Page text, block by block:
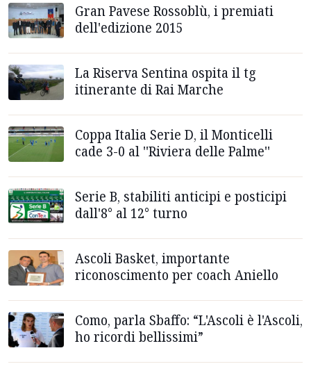
Gran Pavese Rossoblù, i premiati
dell'edizione 2015
La Riserva Sentina ospita il tg
itinerante di Rai Marche
Coppa Italia Serie D, il Monticelli
cade 3-0 al ''Riviera delle Palme''
Serie B, stabiliti anticipi e posticipi
dall'8° al 12° turno
Ascoli Basket, importante
riconoscimento per coach Aniello
Como, parla Sbaffo: “L'Ascoli è l'Ascoli,
ho ricordi bellissimi”